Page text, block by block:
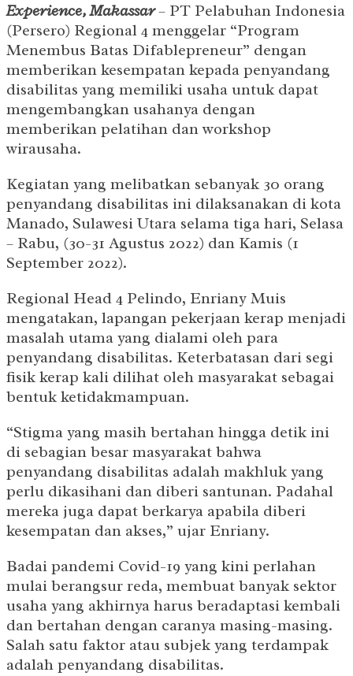
Experience, Makassar– PT Pelabuhan Indonesia
(Persero) Regional 4 menggelar “Program
Menembus Batas Difablepreneur” dengan
memberikan kesempatan kepada penyandang
disabilitas yang memiliki usaha untuk dapat
mengembangkan usahanya dengan
memberikan pelatihan dan workshop
wirausaha.
Kegiatan yang melibatkan sebanyak 30 orang
penyandang disabilitas ini dilaksanakan di kota
Manado, Sulawesi Utara selama tiga hari, Selasa
– Rabu, (30-31 Agustus 2022) dan Kamis (1
September 2022).
Regional Head 4 Pelindo, Enriany Muis
mengatakan, lapangan pekerjaan kerap menjadi
masalah utama yang dialami oleh para
penyandang disabilitas. Keterbatasan dari segi
fisik kerap kali dilihat oleh masyarakat sebagai
bentuk ketidakmampuan.
“Stigma yang masih bertahan hingga detik ini
di sebagian besar masyarakat bahwa
penyandang disabilitas adalah makhluk yang
perlu dikasihani dan diberi santunan. Padahal
mereka juga dapat berkarya apabila diberi
kesempatan dan akses,” ujar Enriany.
Badai pandemi Covid-19 yang kini perlahan
mulai berangsur reda, membuat banyak sektor
usaha yang akhirnya harus beradaptasi kembali
dan bertahan dengan caranya masing-masing.
Salah satu faktor atau subjek yang terdampak
adalah penyandang disabilitas.